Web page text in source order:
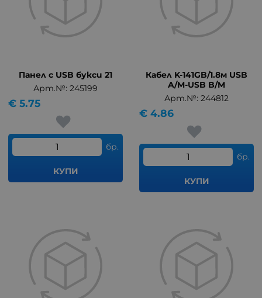
Панел с USB букси 21
Арт.№: 245199
5.75
€
бр.
КУПИ
Кабел K-141GB/1.8м USB
A/M-USB B/M
Арт.№: 244812
4.86
€
бр.
КУПИ